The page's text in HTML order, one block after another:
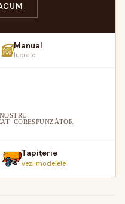
Manual
lucrate
CORESPUNZĂTOR
Tapițerie
vezi modelele